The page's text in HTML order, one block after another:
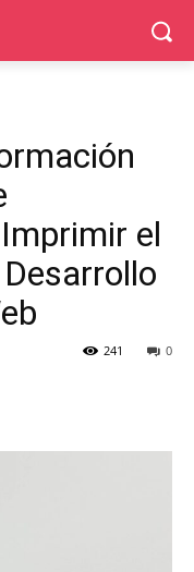
el
0
241